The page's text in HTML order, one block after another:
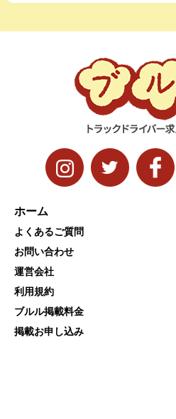
ホーム
よくあるご質問
お問い合わせ
運営会社
利用規約
ブルル掲載料金
掲載お申し込み